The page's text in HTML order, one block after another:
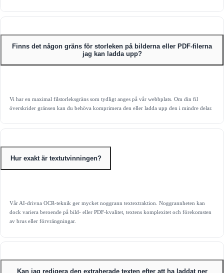
Finns det någon gräns för storleken på bilderna eller PDF-filerna
jag kan ladda upp?
Vi har en maximal filstorleksgräns som tydligt anges på vår webbplats. Om din fil
överskrider gränsen kan du behöva komprimera den eller ladda upp den i mindre delar.
Hur exakt är textutvinningen?
Vår AI‑drivna OCR‑teknik ger mycket noggrann textextraktion. Noggrannheten kan
dock variera beroende på bild‑ eller PDF‑kvalitet, textens komplexitet och förekomsten
av brus eller förvrängningar.
Kan jag redigera den extraherade texten efter att ha laddat ner